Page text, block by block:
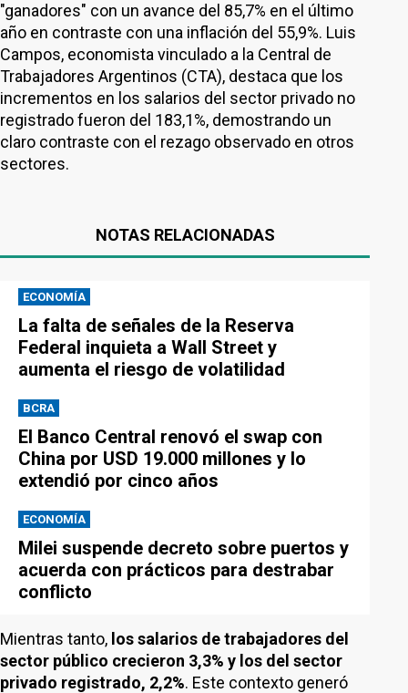
"ganadores" con un avance del 85,7% en el último
año en contraste con una inflación del 55,9%. Luis
Campos, economista vinculado a la Central de
Trabajadores Argentinos (CTA), destaca que los
incrementos en los salarios del sector privado no
registrado fueron del 183,1%, demostrando un
claro contraste con el rezago observado en otros
sectores.
NOTAS RELACIONADAS
ECONOMÍA
La falta de señales de la Reserva
Federal inquieta a Wall Street y
aumenta el riesgo de volatilidad
BCRA
El Banco Central renovó el swap con
China por USD 19.000 millones y lo
extendió por cinco años
ECONOMÍA
Milei suspende decreto sobre puertos y
acuerda con prácticos para destrabar
conflicto
Mientras tanto, los salarios de trabajadores del
sector público crecieron 3,3% y los del sector
privado registrado, 2,2%. Este contexto generó